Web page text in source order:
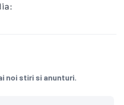
noi stiri si anunturi.